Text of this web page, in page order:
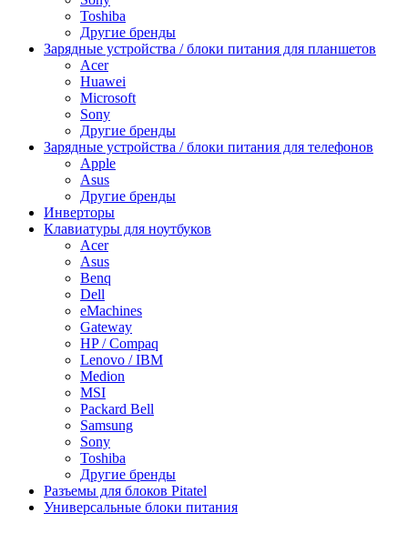
Toshiba
Другие бренды
Зарядные устройства / блоки питания для планшетов
Acer
Huawei
Microsoft
Sony
Другие бренды
Зарядные устройства / блоки питания для телефонов
Apple
Asus
Другие бренды
Инверторы
Клавиатуры для ноутбуков
Acer
Asus
Benq
Dell
eMachines
Gateway
HP / Compaq
Lenovo / IBM
Medion
MSI
Packard Bell
Samsung
Sony
Toshiba
Другие бренды
Разъемы для блоков Pitatel
Универсальные блоки питания